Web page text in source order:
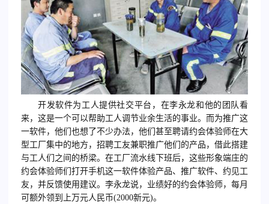
开发软件为工人提供社交平台，在李永龙和他的团队看
来，这是一个可以帮助工人调节业余生活的事业。而为推广这
一软件，他们也想了不少办法，他们甚至聘请约会体验师在大
型工厂集中的地方，招聘工友兼职推广他们的产品，借此搭建
与工人们之间的桥梁。在工厂流水线下班后，这些形象端庄的
约会体验师们打开手机这一软件体验产品、推广软件、约见工
友，并反馈使用建议。李永龙说，业绩好的约会体验师，每月
可额外领到上万元人民币(2000新元)。